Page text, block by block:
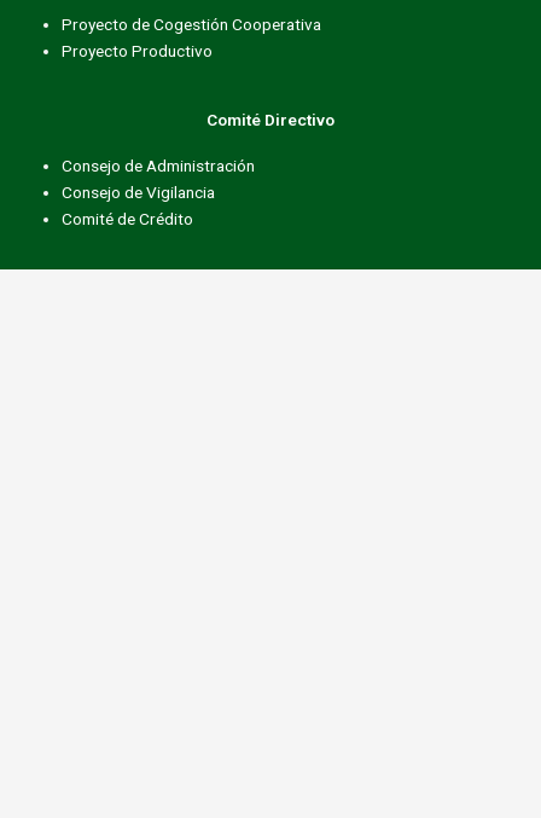
Proyecto de Cogestión Cooperativa
Proyecto Productivo
Comité Directivo
Consejo de Administración
Consejo de Vigilancia
Comité de Crédito